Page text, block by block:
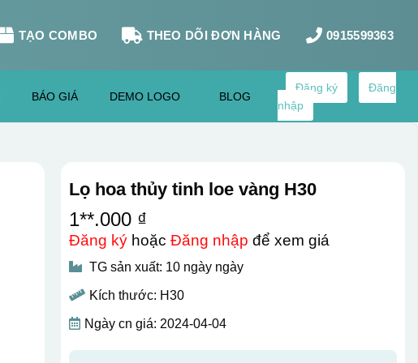
TẠO COMBO THEO DÕI ĐƠN HÀNG 0915599363
BÁO GIÁ DEMO LOGO BLOG
Đăng ký
Đăng
nhập
Lọ hoa thủy tinh loe vàng H30
1**.000 ₫
Đăng kýhoặc Đăng nhập để xem giá
TG sản xuất: 10 ngày ngày
Kích thước: H30
Ngày cn giá: 2024-04-04